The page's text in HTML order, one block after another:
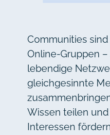
Communities
Online-Gruppen –
lebendige
gleichgesinnte
Wissen teilen
Interessen